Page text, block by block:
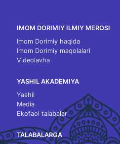
IMOM DORIMIY ILMIY MEROSI
Imom Dorimiy haqida
Imom Dorimiy maqolalari
Videolavha
YASHIL AKADEMIYA
Yashil
Media
Ekofaol talabalar
TALABALARGA